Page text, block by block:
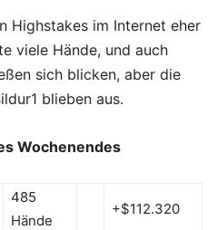
Highstakes im Internet eher
viele Hände, und auch
sich blicken, aber die
blieben aus.
Wochenendes
485
Hände
+$112.320